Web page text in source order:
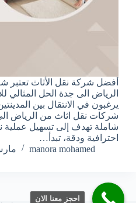
أفضل شركة نقل الأثاث تعتبر
الرياض الى جدة الحل المثالي
يرغبون في الانتقال بين
شركات نقل اثاث من الرياض
شاملة تهدف إلى تسهيل عملية
احترافية ودقة، تبدأ…
manora mohamed
مارس
احجز معنا الان